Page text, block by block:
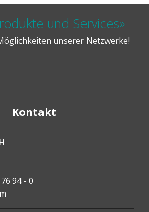
und Services»
unserer Netzwerke!
Kontakt
94 - 0